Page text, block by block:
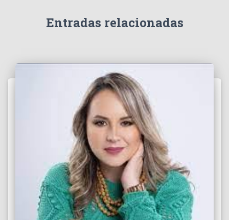
Entradas relacionadas